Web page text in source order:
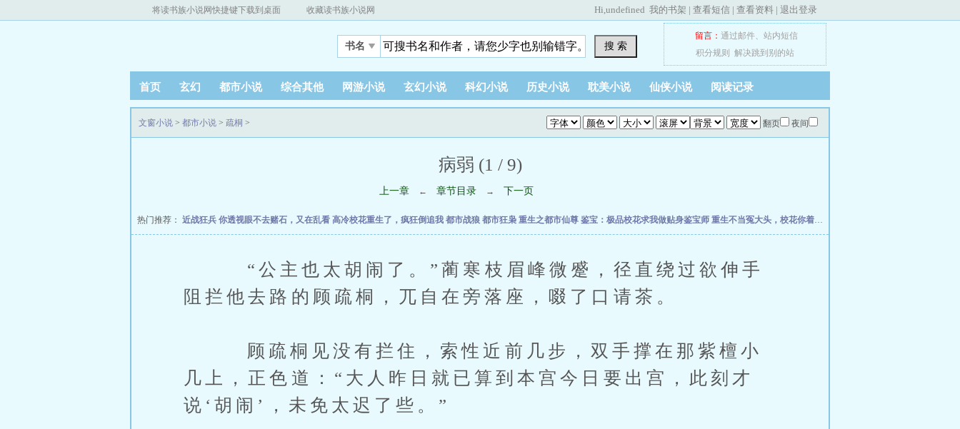
将读书族小说网快捷键下载到桌面 收藏读书族小说网 Hi,undefined 我的书架 | 查看短信 | 查看资料 | 退出登录
书名 搜 索
留言： 通过邮件、 站内短信
积分规则
解决跳到别的站
首页 玄幻 都市小说 综合其他 网游小说 玄幻小说 科幻小说 历史小说 耽美小说 仙侠小说 阅读记录
翻页 夜间
文窗小说 > 都市小说 > 疏桐 >
病弱 (1 / 9)
上一章 ← 章节目录 → 下一页
热门推荐： 近战狂兵 你透视眼不去赌石，又在乱看 高冷校花重生了，疯狂倒追我 都市战狼 都市狂枭 重生之都市仙尊 鉴宝：极品校花求我做贴身鉴宝师 重生不当冤大头，校花你着急啥？
“公主也太胡闹了。”蔺寒枝眉峰微蹙，径直绕过欲伸手
阻拦他去路的顾疏桐，兀自在旁落座，啜了口请茶。
顾疏桐见没有拦住，索性近前几步，双手撑在那紫檀小
几上，正色道：“大人昨日就已算到本宫今日要出宫，此刻才
说‘胡闹’，未免太迟了些。”